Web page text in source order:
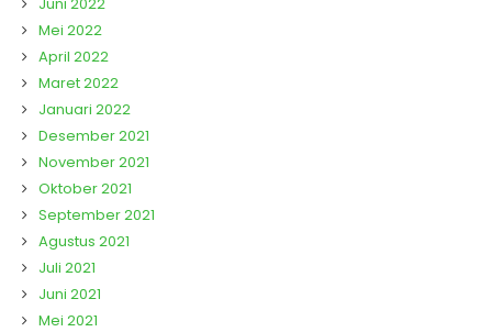
Mei 2022
April 2022
Maret 2022
Januari 2022
Desember 2021
November 2021
Oktober 2021
September 2021
Agustus 2021
Juli 2021
Juni 2021
Mei 2021